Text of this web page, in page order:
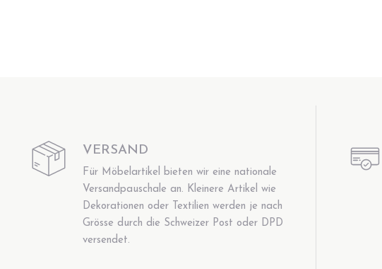
VERSAND
Für Möbelartikel bieten wir eine nationale
Versandpauschale an. Kleinere Artikel wie
Dekorationen oder Textilien werden je nach
Grösse durch die Schweizer Post oder DPD
versendet.